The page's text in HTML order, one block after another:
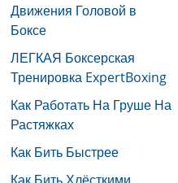
Движения Головой в
Боксе
ЛЕГКАЯ Боксерская
Тренировка ExpertBoxing
Как Работать На Груше На
Растяжках
Как Бить Быстрее